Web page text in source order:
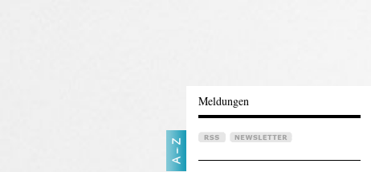
Meldungen